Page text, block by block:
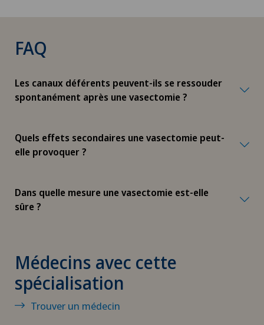
Consultations ophtalmologiques
Courbure du pénis
Da Vinci
Déchirure du ménisque
Densitométrie
FAQ
Les canaux déférents peuvent-ils se ressouder
spontanément après une vasectomie ?
Quels effets secondaires une vasectomie peut-
elle provoquer ?
Dans quelle mesure une vasectomie est-elle
sûre ?
Médecins avec cette
spécialisation
Trouver un médecin